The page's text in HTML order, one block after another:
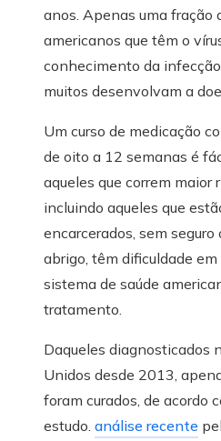
anos. Apenas uma fração
americanos que têm o
conhecimento da
muitos desenvolvam a
Um curso de medicação
de oito a 12 semanas é
aqueles que correm maior
incluindo aqueles que
encarcerados, sem seguro
abrigo, têm dificuldade
sistema de saúde
tratamento.
Daqueles diagnosticados
Unidos desde 2013,
foram curados, de acordo
estudo. análise recente